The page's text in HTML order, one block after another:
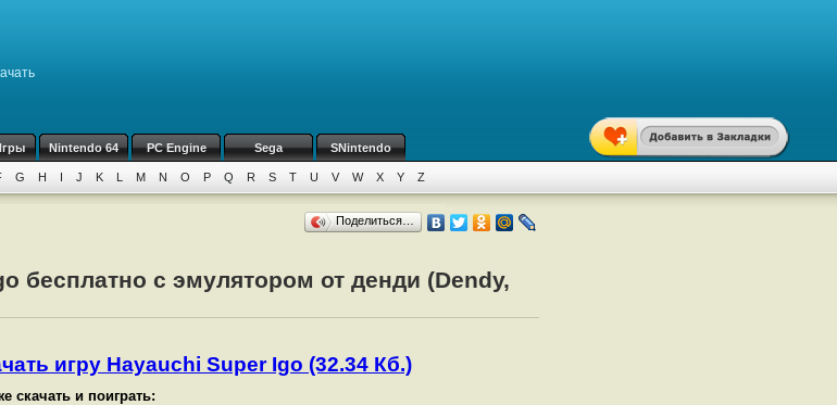
Nintendo 64 PC Engine Sega SNintendo
G H I J K L M N O P Q R S T U V W X Y Z
Поделиться…
бесплатно с эмулятором от денди (Dendy,
игру Hayauchi Super Igo (32.34 Кб.)
скачать и поиграть: